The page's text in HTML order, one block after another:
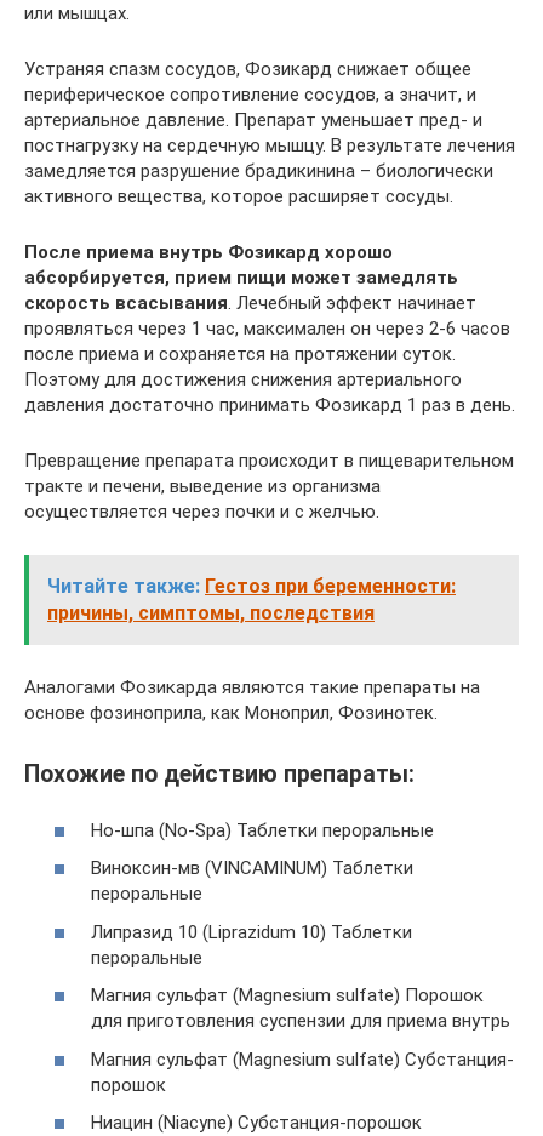
или мышцах.
Устраняя спазм сосудов, Фозикард снижает общее
периферическое сопротивление сосудов, а значит, и
артериальное давление. Препарат уменьшает пред- и
постнагрузку на сердечную мышцу. В результате лечения
замедляется разрушение брадикинина – биологически
активного вещества, которое расширяет сосуды.
После приема внутрь Фозикард хорошо
абсорбируется, прием пищи может замедлять
скорость всасывания. Лечебный эффект начинает
проявляться через 1 час, максимален он через 2-6 часов
после приема и сохраняется на протяжении суток.
Поэтому для достижения снижения артериального
давления достаточно принимать Фозикард 1 раз в день.
Превращение препарата происходит в пищеварительном
тракте и печени, выведение из организма
осуществляется через почки и с желчью.
Читайте также: Гестоз при беременности:
причины, симптомы, последствия
Аналогами Фозикарда являются такие препараты на
основе фозиноприла, как Моноприл, Фозинотек.
Похожие по действию препараты:
Но-шпа (No-Spa) Таблетки пероральные
Виноксин-мв (VINCAMINUM) Таблетки
пероральные
Липразид 10 (Liprazidum 10) Таблетки
пероральные
Магния сульфат (Magnesium sulfate) Порошок
для приготовления суспензии для приема внутрь
Магния сульфат (Magnesium sulfate) Субстанция-
порошок
Ниацин (Niacyne) Субстанция-порошок